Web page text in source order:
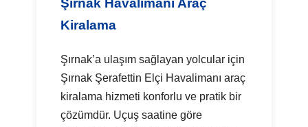
Şırnak Havalimanı Araç
Kiralama
Şırnak’a ulaşım sağlayan yolcular için
Şırnak Şerafettin Elçi Havalimanı araç
kiralama hizmeti konforlu ve pratik bir
çözümdür. Uçuş saatine göre